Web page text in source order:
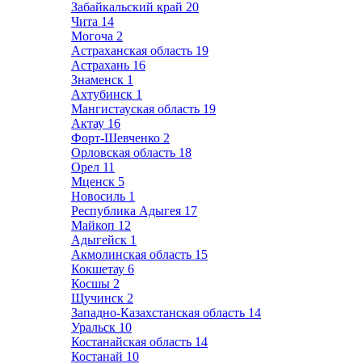
Забайкальский край 20
Чита 14
Могоча 2
Астраханская область 19
Астрахань 16
Знаменск 1
Ахтубинск 1
Мангистауская область 19
Актау 16
Форт-Шевченко 2
Орловская область 18
Орел 11
Мценск 5
Новосиль 1
Республика Адыгея 17
Майкоп 12
Адыгейск 1
Акмолинская область 15
Кокшетау 6
Косшы 2
Щучинск 2
Западно-Казахстанская область 14
Уральск 10
Костанайская область 14
Костанай 10